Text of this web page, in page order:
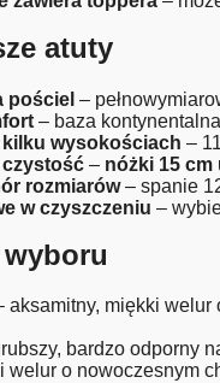
atuty
pościel –
– baza
kilku wysokościach –
– nóżki 15 cm
rozmiarów– spanie
w czyszczeniu –
aksamitny, miękki welur
bardzo odporny
welur o nowoczesnym